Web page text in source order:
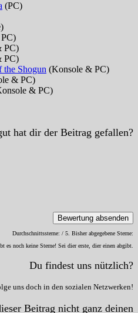
(PC)
PC)
PC)
the Shogun (Konsole & PC)
& PC)
& PC)
hat dir der Beitrag gefallen?
Bewertung absenden
Durchschnittssterne: / 5. Bisher abgegebene Sterne:
es noch keine Sterne! Sei dier erste, dier einen abgibt.
Du findest uns nützlich?
uns doch in den sozialen Netzwerken!
Beitrag nicht ganz deinen